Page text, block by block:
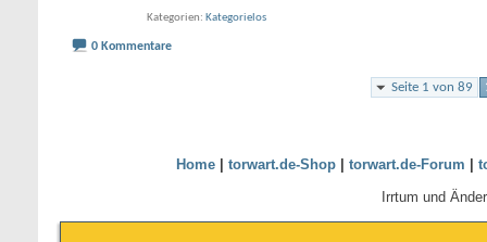
Kategorien Kategorielos
0 Kommentare
Seite 1 von 89
Home| torwart.de-Shop| torwart.de-Forum |
Irrtum und